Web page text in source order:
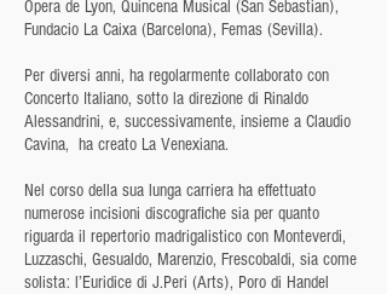
Opera de Lyon, Quincena Musical (San Sebastian),
Fundacio La Caixa (Barcelona), Femas (Sevilla).
Per diversi anni, ha regolarmente collaborato con
Concerto Italiano, sotto la direzione di Rinaldo
Alessandrini, e, successivamente, insieme a Claudio
Cavina, ha creato La Venexiana.
Nel corso della sua lunga carriera ha effettuato
numerose incisioni discografiche sia per quanto
riguarda il repertorio madrigalistico con Monteverdi,
Luzzaschi, Gesualdo, Marenzio, Frescobaldi, sia come
solista: l’Euridice di J.Peri (Arts), Poro di Handel